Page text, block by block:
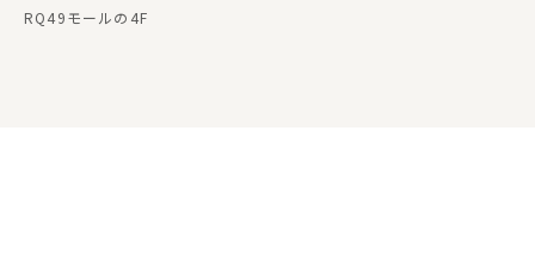
RQ49モールの4F